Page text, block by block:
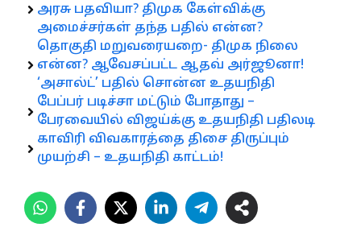
அரசு பதவியா? திமுக கேள்விக்கு
அமைச்சர்கள் தந்த பதில் என்ன?
தொகுதி மறுவரையறை- திமுக நிலை
என்ன? ஆவேசப்பட்ட ஆதவ் அர்ஜூனா!
‘அசால்ட்’ பதில் சொன்ன உதயநிதி
பேப்பர் படிச்சா மட்டும் போதாது –
பேரவையில் விஜய்க்கு உதயநிதி பதிலடி
காவிரி விவகாரத்தை திசை திருப்பும்
முயற்சி – உதயநிதி காட்டம்!